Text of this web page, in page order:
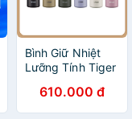
Bình Giữ Nhiệt
Lưỡng Tính Tiger
(500ml)
610.000 đ